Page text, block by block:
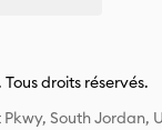
droits réservés.
Pkwy, South Jordan,